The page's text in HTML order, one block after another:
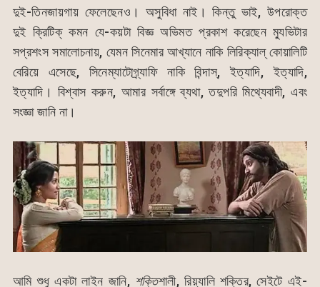
দুই-তিনজায়গায় ফেলেছেনও। অসুবিধা নাই। কিন্তু ভাই, উপরোক্ত
দুই ক্রিটিক্ কমন যে-কয়টা বিজ্ঞ অভিমত প্রকাশ করেছেন ম্যুভিটার
সপ্রশংস সমালোচনায়, যেমন সিনেমার আখ্যানে নাকি লিরিক্যাল্ কোয়ালিটি
বেরিয়ে এসেছে, সিনেম্যাটোগ্র্যাফি নাকি বিন্দাস্, ইত্যাদি, ইত্যাদি,
ইত্যাদি। বিশ্বাস করুন, আমার সর্বাঙ্গে ব্যথা, তদুপরি মিথ্যেবাদী, এবং
সংজ্ঞা জানি না।
আমি শুধু একটা লাইন জানি, শক্তিশালী, রিয়্যালি শক্তির, সেইটে এই-